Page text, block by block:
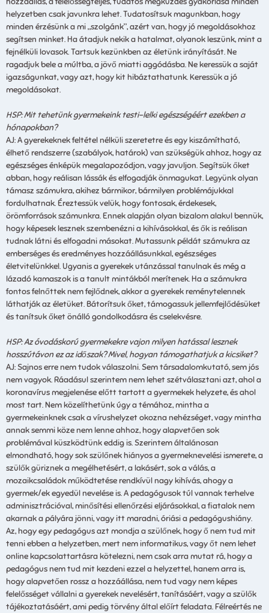
helyzetben csak javunkra lehet. Tudatosítsuk magunkban, hogy
minden érzésünk a mi „szolgánk”, azért van, hogy jó megoldásokhoz
segítsen minket. Ha átadjuk nekik a hatalmat, olyanok leszünk, mint a
fejnélküli lovasok. Tartsuk kezünkben az életünk irányítását. Ne
ragadjuk bele a múltba, a jövő miatti aggódásba. Ne keressük a saját
igazságunkat, vagy azt, hogy kit hibáztathatunk. Keressük a jó
megoldásokat.
HSP: Mit tehetünk gyermekeink testi-lelki egészségéért ezekben a
hónapokban?
AJ: A gyerekeknek feltétel nélküli szeretetre és egy kiszámítható,
élhető rendszerre (szabályok, határok) van szükségük ahhoz, hogy az
egészséges énképük megalapozódjon, vagy javuljon. Segítsük őket
abban, hogy reálisan lássák és elfogadják önmagukat. Legyünk olyan
támasz számukra, akihez bármikor, bármilyen problémájukkal
fordulhatnak. Éreztessük velük, hogy fontosak, érdekesek,
örömforrások számunkra. Ennek alapján olyan bizalom alakul bennük,
hogy képesek lesznek szembenézni a kihívásokkal, és ők is reálisan
tudnak látni és elfogadni másokat. Mutassunk példát számukra az
emberséges és eredményes hozzáállásunkkal, egészséges
életvitelünkkel. Ugyanis a gyerekek utánzással tanulnak és még a
lázadó kamaszok is a tanult mintákból merítenek. Ha a számukra
fontos felnőttek nem fejlődnek, akkor a gyerekek reménytelennek
láthatják az életüket. Bátorítsuk őket, támogassuk jellemfejlődésüket
és tanítsuk őket önálló gondolkodásra és cselekvésre.
HSP: Az óvodáskorú gyermekekre vajon milyen hatással lesznek
hosszútávon ez az időszak? Mivel, hogyan támogathatjuk a kicsiket?
AJ: Sajnos erre nem tudok válaszolni. Sem társadalomkutató, sem jós
nem vagyok. Ráadásul szerintem nem lehet szétválasztani azt, ahol a
koronavírus megjelenése előtt tartott a gyermekek helyzete, és ahol
most tart. Nem közelíthetünk úgy a témához, mintha a
gyermekeinknek csak a vírushelyzet okozna nehézséget, vagy mintha
annak semmi köze nem lenne ahhoz, hogy alapvetően sok
problémával küszködtünk eddig is. Szerintem általánosan
elmondható, hogy sok szülőnek hiányos a gyermeknevelési ismerete, a
szülők güriznek a megélhetésért, a lakásért, sok a válás, a
mozaikcsaládok működtetése rendkívül nagy kihívás, ahogy a
gyermek/ek egyedül nevelése is. A pedagógusok túl vannak terhelve
adminisztrációval, minősítési ellenőrzési eljárásokkal, a fiatalok nem
akarnak a pályára jönni, vagy itt maradni, óriási a pedagógushiány.
Az, hogy egy pedagógus azt mondja a szülőnek, hogy ő nem tud mit
tenni ebben a helyzetben, mert nem informatikus, vagy őt nem lehet
online kapcsolattartásra kötelezni, nem csak arra mutat rá, hogy a
pedagógus nem tud mit kezdeni ezzel a helyzettel, hanem arra is,
hogy alapvetően rossz a hozzáállása, nem tud vagy nem képes
felelősséget vállalni a gyerekek nevelésért, tanításáért, vagy a szülők
tájékoztatásáért, ami pedig törvény által előírt feladata. Félreértés ne